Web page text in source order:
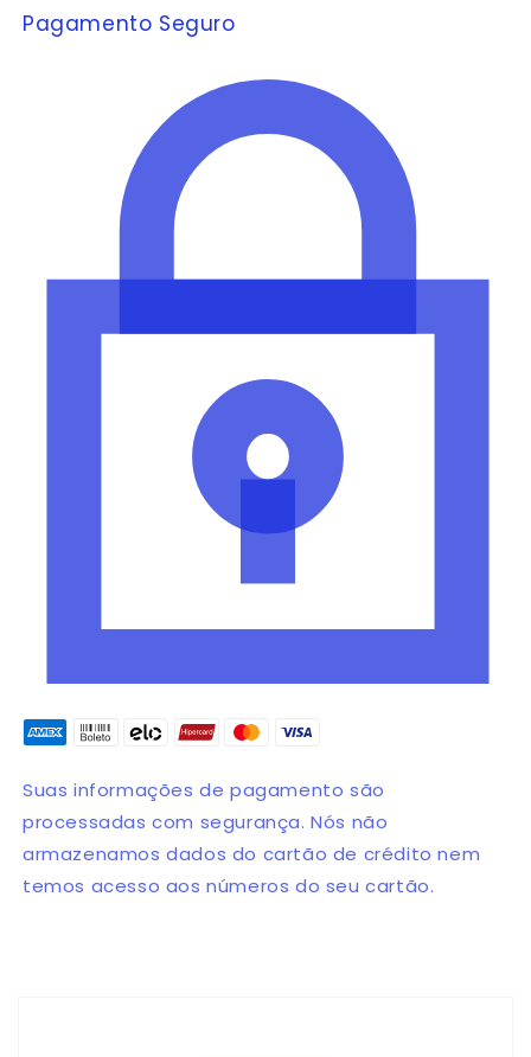
Pagamento Seguro
Suas informações de pagamento são
processadas com segurança. Nós não
armazenamos dados do cartão de crédito nem
temos acesso aos números do seu cartão.